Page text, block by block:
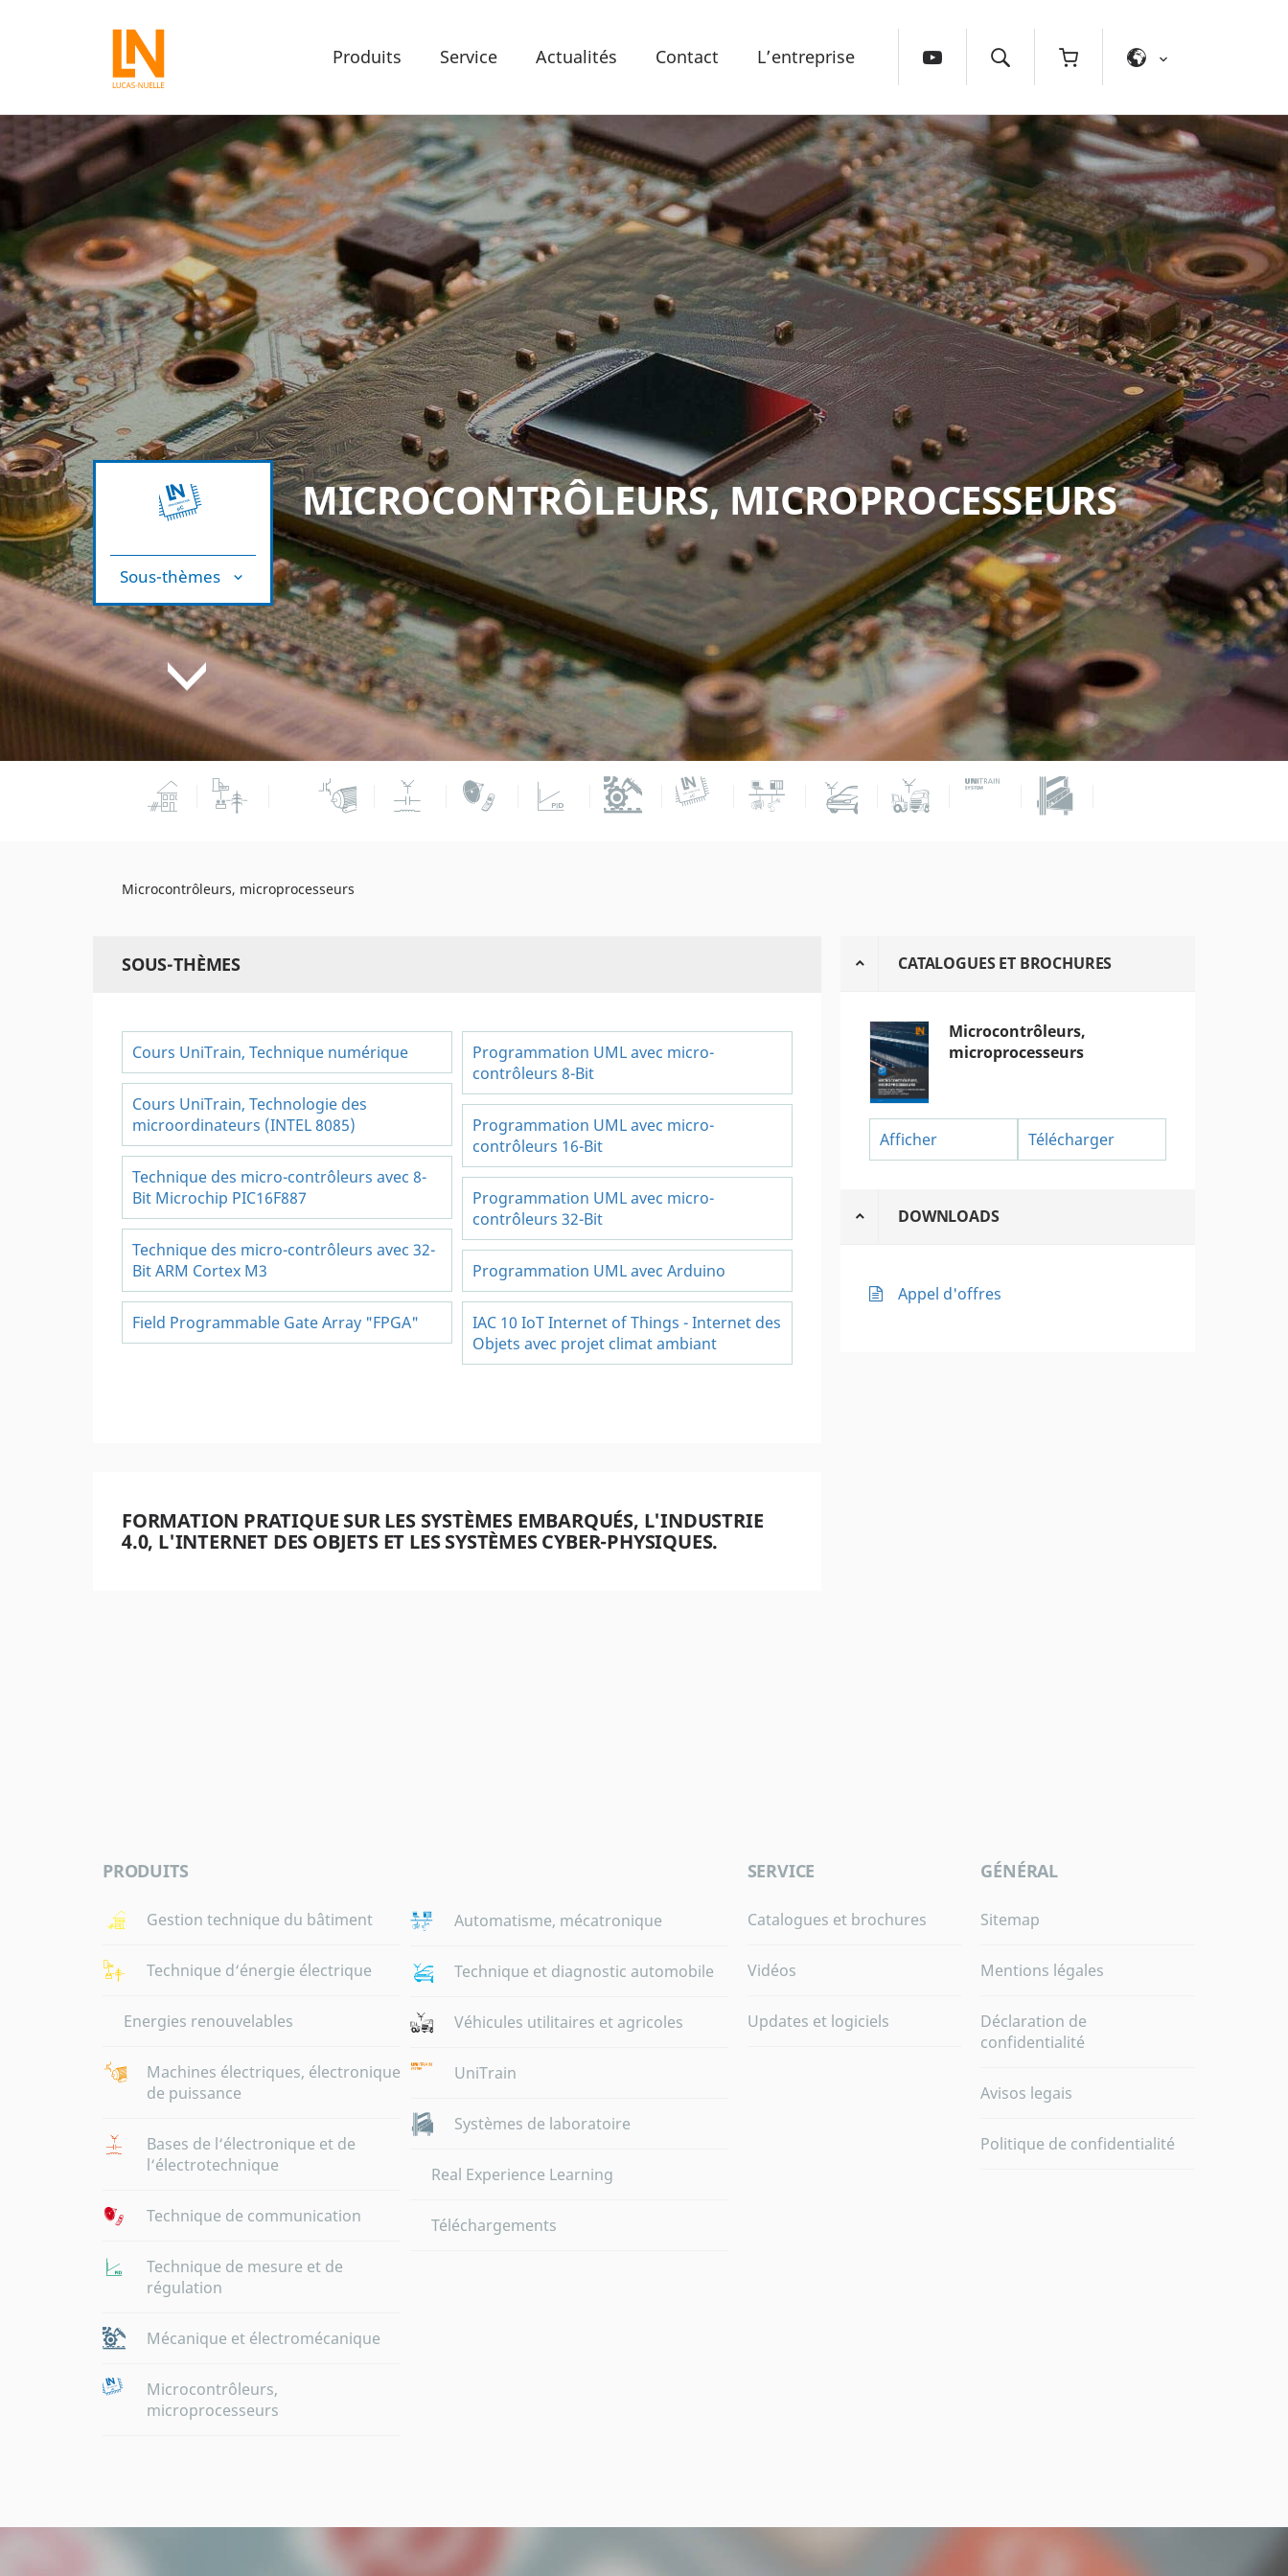
Produits Service Actualités Contact L’entreprise
Sous-thèmes
MICROCONTRÔLEURS, MICROPROCESSEURS
Microcontrôleurs, microprocesseurs
SOUS-THÈMES
Cours UniTrain, Technique numérique
Cours UniTrain, Technologie des
microordinateurs (INTEL 8085)
Technique des micro-contrôleurs avec 8-
Bit Microchip PIC16F887
Technique des micro-contrôleurs avec 32-
Bit ARM Cortex M3
Programmation UML avec micro-
contrôleurs 8-Bit
Programmation UML avec micro-
contrôleurs 16-Bit
Programmation UML avec micro-
contrôleurs 32-Bit
Programmation UML avec Arduino
IAC 10 IoT Internet of Things - Internet des
Objets avec projet climat ambiant
FORMATION PRATIQUE SUR LES SYSTÈMES EMBARQUÉS, L'INDUSTRIE
4.0, L'INTERNET DES OBJETS ET LES SYSTÈMES CYBER-PHYSIQUES.
CATALOGUES ET BROCHURES
Microcontrôleurs,
microprocesseurs
Afficher Télécharger
DOWNLOADS
Appel d'offres
PRODUITS
Gestion technique du bâtiment
Technique d‘énergie électrique
Energies renouvelables
Machines électriques, électronique
de puissance
Bases de l‘électronique et de
l‘électrotechnique
Technique de communication
Technique de mesure et de
régulation
Mécanique et électromécanique
Microcontrôleurs,
microprocesseurs
Automatisme, mécatronique
Technique et diagnostic automobile
Véhicules utilitaires et agricoles
UniTrain
Systèmes de laboratoire
Real Experience Learning
Téléchargements
SERVICE
Catalogues et brochures
Vidéos
Updates et logiciels
GÉNÉRAL
Sitemap
Mentions légales
Déclaration de
confidentialité
Avisos legais
Politique de confidentialité